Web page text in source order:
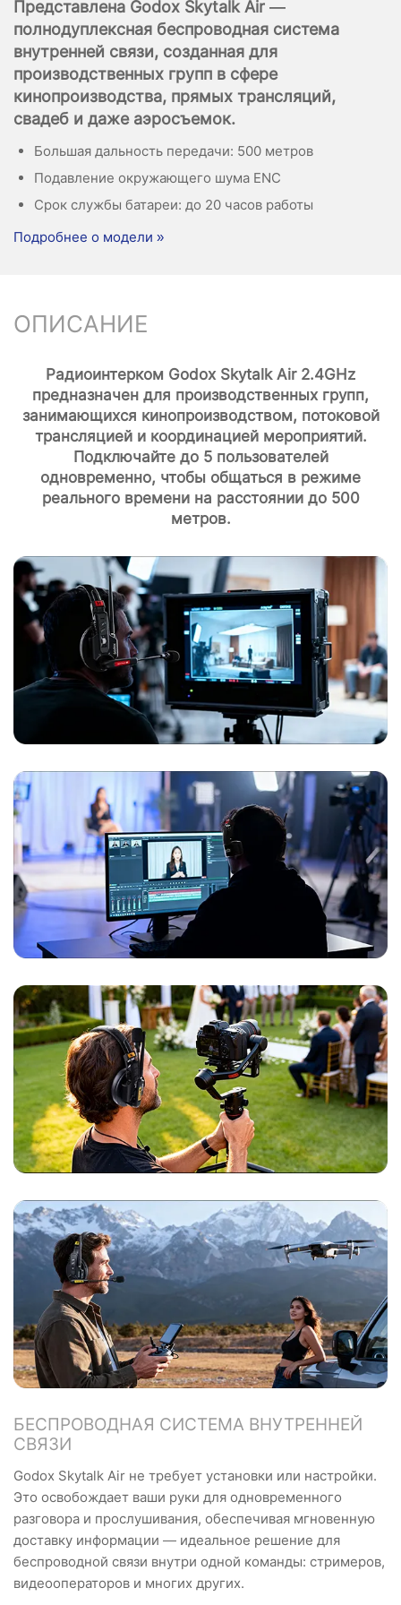
Представлена Godox Skytalk Air —
полнодуплексная беспроводная система
внутренней связи, созданная для
производственных групп в сфере
кинопроизводства, прямых трансляций,
свадеб и даже аэросъемок.
Большая дальность передачи: 500 метров
Подавление окружающего шума ENC
Cрок службы батареи: до 20 часов работы
Подробнее о модели »
ОПИСАНИЕ
Радиоинтерком Godox Skytalk Air 2.4GHz
предназначен для производственных групп,
занимающихся кинопроизводством, потоковой
трансляцией и координацией мероприятий.
Подключайте до 5 пользователей
одновременно, чтобы общаться в режиме
реального времени на расстоянии до 500
метров.
БЕСПРОВОДНАЯ СИСТЕМА ВНУТРЕННЕЙ
СВЯЗИ
Godox Skytalk Air не требует установки или настройки.
Это освобождает ваши руки для одновременного
разговора и прослушивания, обеспечивая мгновенную
доставку информации — идеальное решение для
беспроводной связи внутри одной команды: стримеров,
видеооператоров и многих других.